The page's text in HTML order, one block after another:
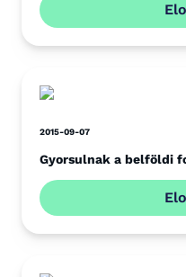
2015-09-07
Gyorsulnak a belföldi